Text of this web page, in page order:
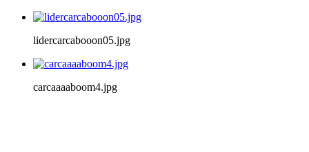
lidercarcabooon05.jpg
carcaaaaboom4.jpg